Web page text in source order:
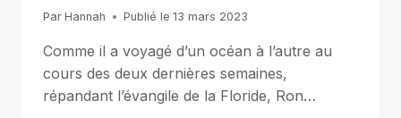
Par Hannah Publié le 13 mars 2023
Comme il a voyagé d’un océan à l’autre au
cours des deux dernières semaines,
répandant l’évangile de la Floride, Ron…